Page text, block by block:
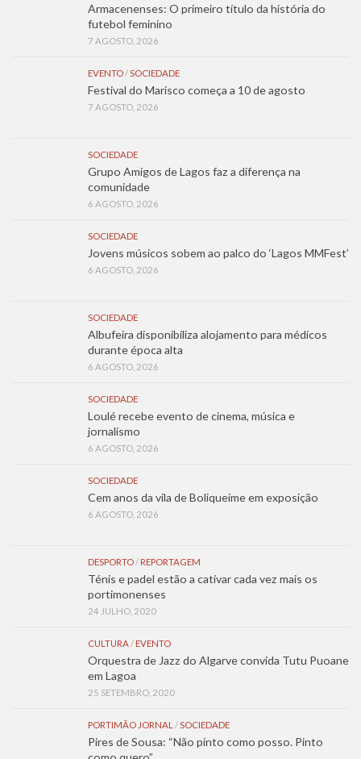
Armacenenses: O primeiro título da história do
futebol feminino
7 AGOSTO, 2026
EVENTO/SOCIEDADE
Festival do Marisco começa a 10 de agosto
7 AGOSTO, 2026
SOCIEDADE
Grupo Amigos de Lagos faz a diferença na
comunidade
6 AGOSTO, 2026
SOCIEDADE
Jovens músicos sobem ao palco do ‘Lagos MMFest’
6 AGOSTO, 2026
SOCIEDADE
Albufeira disponibiliza alojamento para médicos
durante época alta
6 AGOSTO, 2026
SOCIEDADE
Loulé recebe evento de cinema, música e
jornalismo
6 AGOSTO, 2026
SOCIEDADE
Cem anos da vila de Boliqueime em exposição
6 AGOSTO, 2026
DESPORTO/ REPORTAGEM
Ténis e padel estão a cativar cada vez mais os
portimonenses
24 JULHO, 2020
CULTURA/ EVENTO
Orquestra de Jazz do Algarve convida Tutu Puoane
em Lagoa
25 SETEMBRO, 2020
PORTIMÃO JORNAL /SOCIEDADE
Pires de Sousa: “Não pinto como posso. Pinto